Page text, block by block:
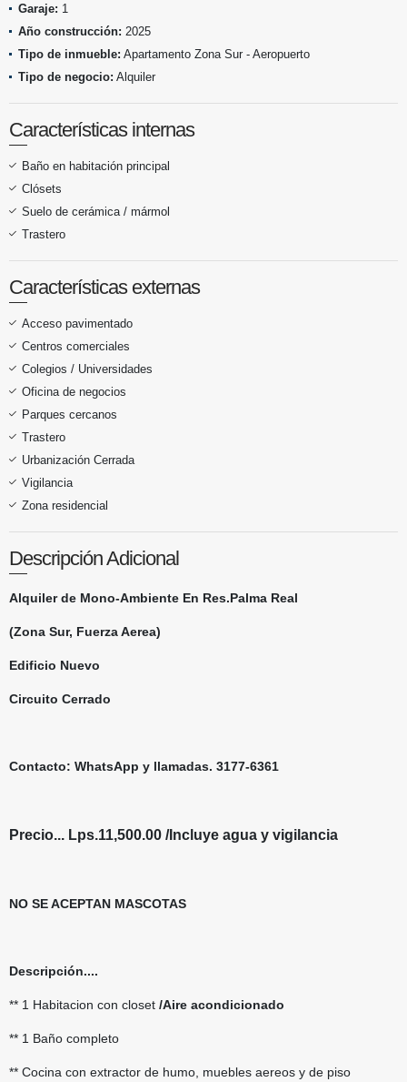
Garaje: 1
Año construcción: 2025
Tipo de inmueble: Apartamento Zona Sur - Aeropuerto
Tipo de negocio: Alquiler
Características internas
Baño en habitación principal
Clósets
Suelo de cerámica / mármol
Trastero
Características externas
Acceso pavimentado
Centros comerciales
Colegios / Universidades
Oficina de negocios
Parques cercanos
Trastero
Urbanización Cerrada
Vigilancia
Zona residencial
Descripción Adicional
Alquiler de Mono-Ambiente En Res.Palma Real
(Zona Sur, Fuerza Aerea)
Edificio Nuevo
Circuito Cerrado
Contacto: WhatsApp y llamadas. 3177-6361
Precio... Lps.11,500.00 /Incluye agua y vigilancia
NO SE ACEPTAN MASCOTAS
Descripción....
** 1 Habitacion con closet /Aire acondicionado
** 1 Baño completo
** Cocina con extractor de humo, muebles aereos y de piso